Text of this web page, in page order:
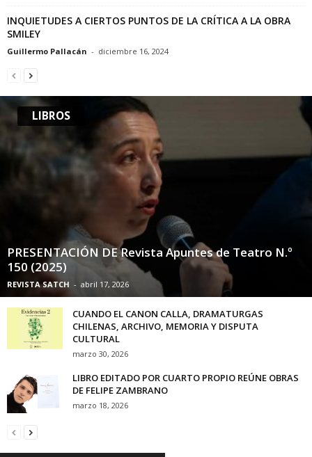
INQUIETUDES A CIERTOS PUNTOS DE LA CRÍTICA A LA OBRA
SMILEY
Guillermo Pallacán - diciembre 16, 2024
LIBROS
PRESENTACIÓN DE Revista Apuntes de Teatro N.º
150 (2025)
REVISTA SATCH - abril 17, 2026
CUANDO EL CANON CALLA, DRAMATURGAS
CHILENAS, ARCHIVO, MEMORIA Y DISPUTA
CULTURAL
marzo 30, 2026
LIBRO EDITADO POR CUARTO PROPIO REÚNE OBRAS
DE FELIPE ZAMBRANO
marzo 18, 2026